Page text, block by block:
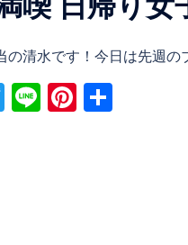
の清水です！今日は先週
TwitterLinePinterest